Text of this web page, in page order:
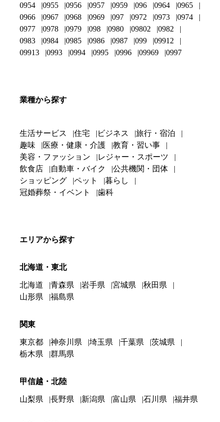
0954
0955 0956 0957 0959 096 0964
0965
0966
0967 0968 0969 097 0972 0973
0974
0977
0978 0979 098 0980 09802
0982
0983
0984 0985 0986 0987 099
09912
09913
0993 0994 0995 0996 09969 0997
業種から探す
生活サービス 住宅 ビジネス
旅行・宿泊
趣味
医療・健康・介護
教育・習い事
美容・ファッション
レジャー・スポーツ
飲食店
自動車・バイク
公共機関・団体
ショッピング
ペット
暮らし
冠婚葬祭・イベント
歯科
エリアから探す
北海道・東北
北海道 青森県 岩手県 宮城県
秋田県
山形県
福島県
関東
東京都 神奈川県 埼玉県 千葉県
茨城県
栃木県
群馬県
甲信越・北陸
山梨県 長野県 新潟県 富山県 石川県 福井県